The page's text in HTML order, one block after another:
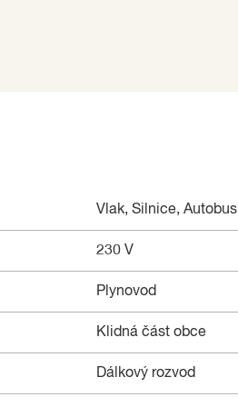
Vlak, Silnice, Autobus
230 V
Plynovod
Klidná část obce
Dálkový rozvod